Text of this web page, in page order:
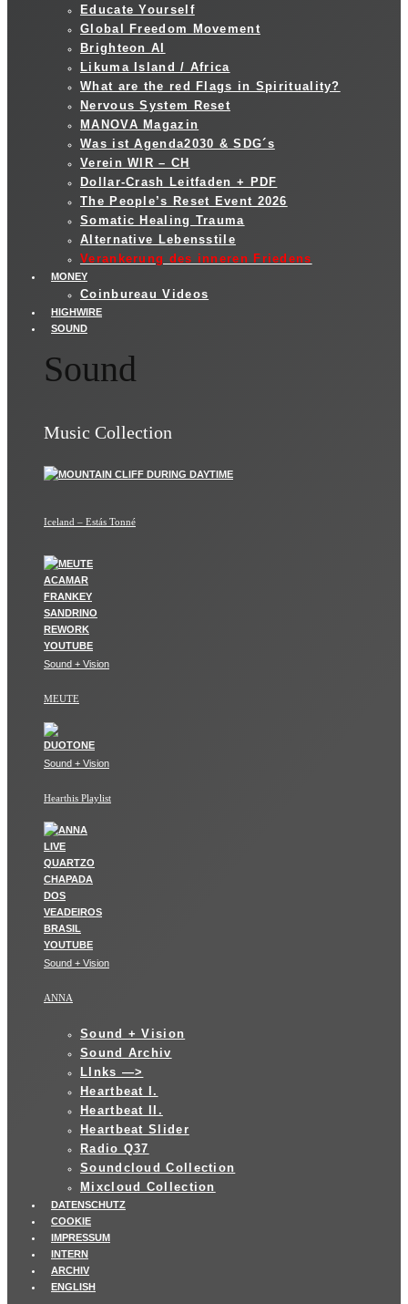
Educate Yourself
Global Freedom Movement
Brighteon AI
Likuma Island / Africa
What are the red Flags in Spirituality?
Nervous System Reset
MANOVA Magazin
Was ist Agenda2030 & SDG´s
Verein WIR – CH
Dollar-Crash Leitfaden + PDF
The People’s Reset Event 2026
Somatic Healing Trauma
Alternative Lebensstile
Verankerung des inneren Friedens
MONEY
Coinbureau Videos
HIGHWIRE
SOUND
Sound
Music Collection
Iceland – Estás Tonné
Sound + Vision
MEUTE
Sound + Vision
Hearthis Playlist
Sound + Vision
ANNA
Sound + Vision
Sound Archiv
LInks —>
Heartbeat I.
Heartbeat II.
Heartbeat Slider
Radio Q37
Soundcloud Collection
Mixcloud Collection
DATENSCHUTZ
COOKIE
IMPRESSUM
INTERN
ARCHIV
ENGLISH